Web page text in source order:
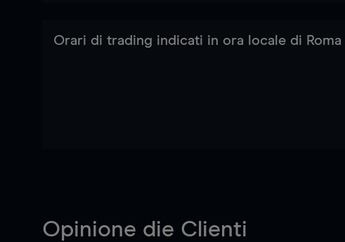
Orari di trading indicati in ora locale di Roma
Opinione die Clienti